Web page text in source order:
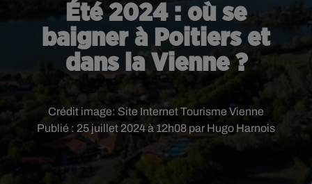
Été 2024 : où se
baigner à Poitiers et
dans la Vienne ?
Publié : 25 juillet 2024 à 12h08 par Hugo Harnois
Crédit image: Site Internet Tourisme Vienne